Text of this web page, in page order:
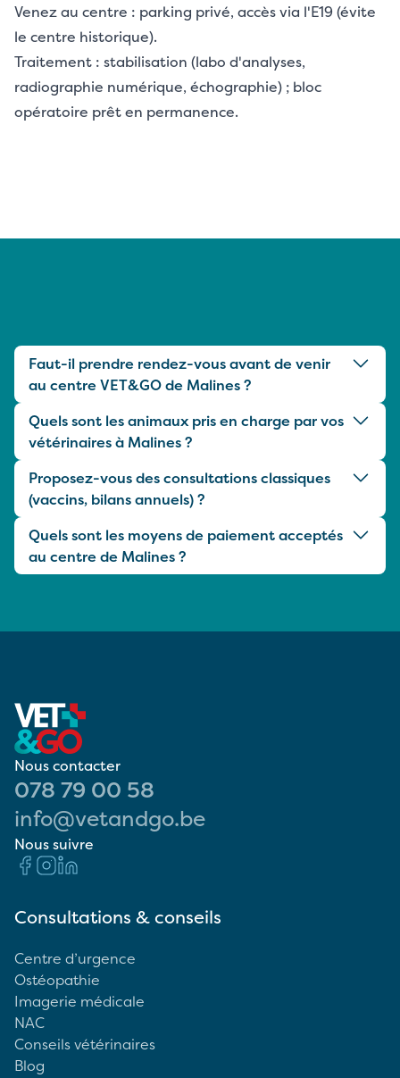
Venez au centre : parking privé, accès via l'E19 (évite
le centre historique).
Traitement : stabilisation (labo d'analyses,
radiographie numérique, échographie) ; bloc
opératoire prêt en permanence.
Faut-il prendre rendez-vous avant de venir
au centre VET&GO de Malines ?
Quels sont les animaux pris en charge par vos
vétérinaires à Malines ?
Proposez-vous des consultations classiques
(vaccins, bilans annuels) ?
Quels sont les moyens de paiement acceptés
au centre de Malines ?
Nous contacter
078 79 00 58
info@vetandgo.be
Nous suivre
Consultations & conseils
Centre d’urgence
Ostéopathie
Imagerie médicale
NAC
Conseils vétérinaires
Blog